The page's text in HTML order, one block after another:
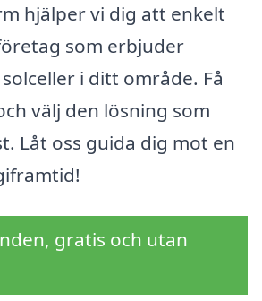
hjälper vi dig att enkelt
som erbjuder
i ditt område. Få
välj den lösning som
Låt oss guida dig mot en
gratis och utan